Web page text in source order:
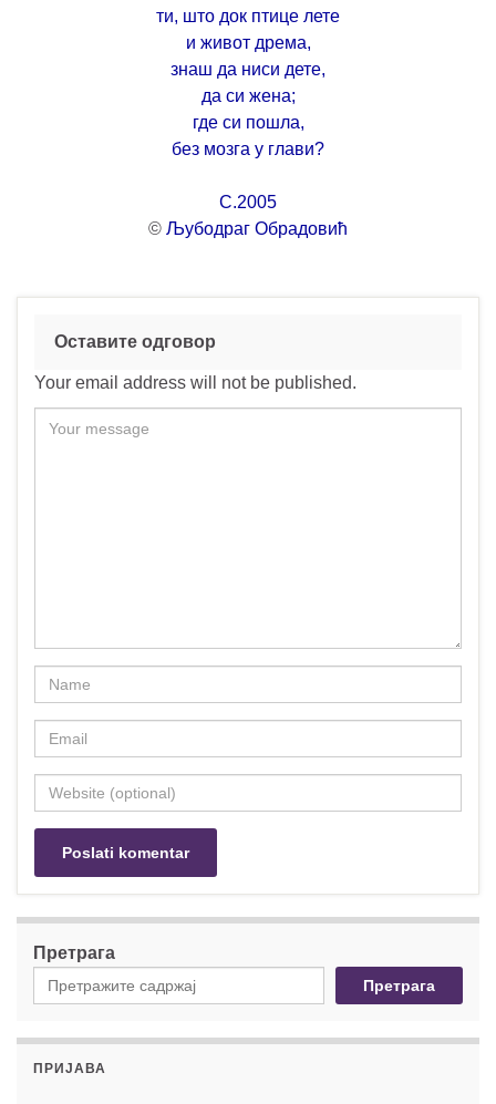
ти, што док птице лете
и живот дрема,
знаш да ниси дете,
да си жена;
где си пошла,
без мозга у глави?
C.2005
© Љубодраг Обрадовић
Оставите одговор
Your email address will not be published.
Претрага
Претрага
ПРИЈАВА